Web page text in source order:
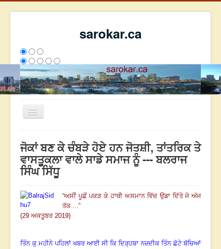
sarokar.ca
Toggle
ਰਚਨਾਵਾਂ
ਸਰੋਕਾਰ ਦੇ ਲੇਖਕ
We have 263 guests and no members online
2795208
ਜੋਕਾਂ ਬਣ ਕੇ ਚੰਬੜੇ ਹੋਏ ਹਨ ਜੋਤਸ਼ੀ, ਤਾਂਤਰਿਕ ਤੇ
ਵਾਸਤੂਕਲਾ ਵਾਲੇ ਸਾਡੇ ਸਮਾਜ ਨੂੰ --- ਬਲਰਾਜ
ਸਿੰਘ ਸਿੱਧੂ
“ਅਸੀਂ ਪੂਛੋਂ ਪਕੜ ਕੇ ਹਾਥੀ ਅਸਮਾਨ ਵਿੱਚ ਉਡਾ ਦਿੱਤੇ ਜੋ ਅੱਜ
ਤੱਕ ...”
(29 ਅਕਤੂਬਰ 2019)
ਤਿੰਨ ਕੁ ਮਹੀਨੇ ਪਹਿਲਾਂ ਖਬਰ ਆਈ ਸੀ ਕਿ ਦਿੜ੍ਹਬਾ ਨਜ਼ਦੀਕ ਤਿੰਨ ਛੋਟੇ ਬੱਚਿਆਂ